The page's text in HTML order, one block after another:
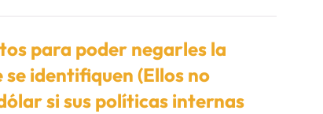
para poder negarles la
identifiquen (Ellos no
si sus políticas internas